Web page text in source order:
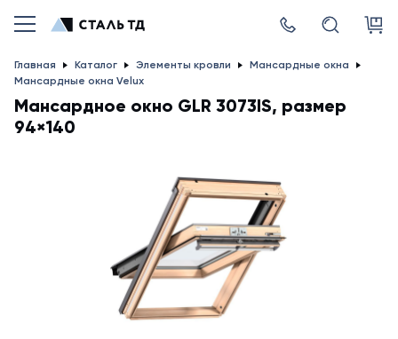
Главная Каталог Элементы кровли
Мансардные окна
Мансардные окна Velux
Мансардное окно GLR 3073IS, размер
94×140